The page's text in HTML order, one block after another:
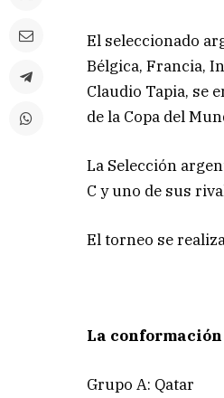
El seleccionado
Bélgica, Francia,
Claudio Tapia, se
de la Copa del
La Selección
C y uno de sus
El torneo se
La
Grupo A: Qatar